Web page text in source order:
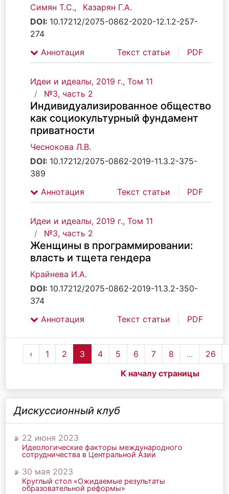
Симян Т.С.,
Казарян Г.А.
DOI: 10.17212/2075-0862-2020-12.1.2-257-
274
Аннотация
Текст статьи PDF
Идеи и идеалы, 2019 г., Том 11
№3, часть 2
Индивидуализированное общество
как социокультурный фундамент
приватности
Чеснокова Л.В.
DOI: 10.17212/2075-0862-2019-11.3.2-375-
389
Аннотация
Текст статьи PDF
Идеи и идеалы, 2019 г., Том 11
№3, часть 2
Женщины в программировании:
власть и тщета гендера
Крайнева И.А.
DOI: 10.17212/2075-0862-2019-11.3.2-350-
374
Аннотация
Текст статьи PDF
‹ 1 2 3 4 5 6 7 8 ... 26
К началу страницы
Дискуссионный клуб
22 июня 2023
Идеологические факторы международного
сотрудничества в Центральной Азии
30 мая 2023
Круглый стол «Ожидаемые результаты
образовательной реформы»